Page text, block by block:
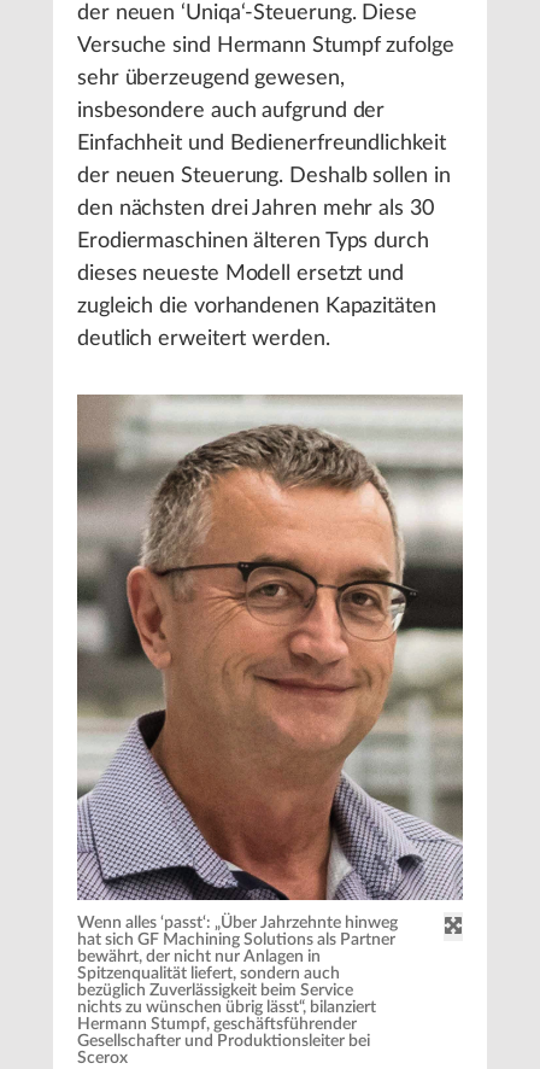
der neuen ‘Uniqa‘-Steuerung. Diese
Versuche sind Hermann Stumpf zufolge
sehr überzeugend gewesen,
insbesondere auch aufgrund der
Einfachheit und Bedienerfreundlichkeit
der neuen Steuerung. Deshalb sollen in
den nächsten drei Jahren mehr als 30
Erodiermaschinen älteren Typs durch
dieses neueste Modell ersetzt und
zugleich die vorhandenen Kapazitäten
deutlich erweitert werden.
Wenn alles ‘passt‘: „Über Jahrzehnte hinweg
hat sich GF Machining Solutions als Partner
bewährt, der nicht nur Anlagen in
Spitzenqualität liefert, sondern auch
bezüglich Zuverlässigkeit beim Service
nichts zu wünschen übrig lässt“, bilanziert
Hermann Stumpf, geschäftsführender
Gesellschafter und Produktionsleiter bei
Scerox